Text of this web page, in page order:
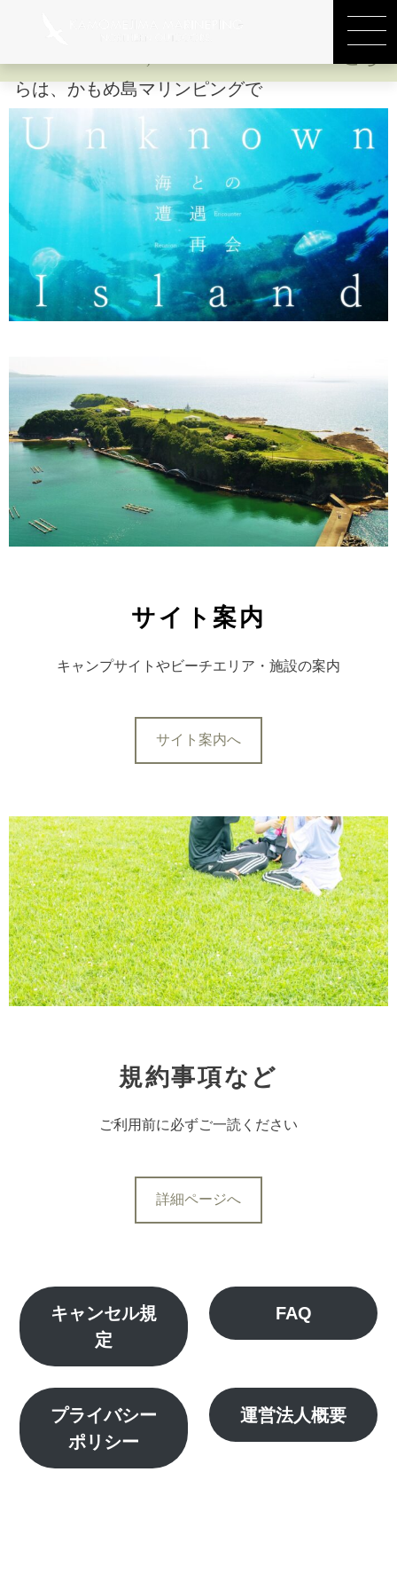
らは、かもめ島マリンピングです。 北海
サイト案内
キャンプサイトやビーチエリア・施設の案内
サイト案内へ
規約事項など
ご利用前に必ずご一読ください
詳細ページへ
キャンセル規
定
FAQ
プライバシー
ポリシー
運営法人概要